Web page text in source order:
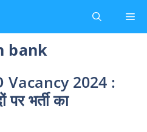
bank
2024 :
भर्ती का